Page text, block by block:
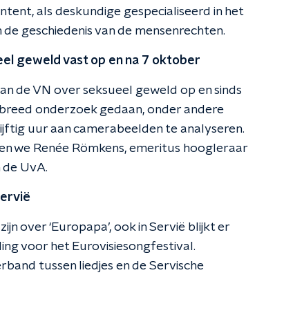
als deskundige gespecialiseerd in het
geschiedenis van de mensenrechten.
geweld vast op en na 7 oktober
de VN over seksueel geweld op en sinds
onderzoek gedaan, onder andere
uur aan camerabeelden te analyseren.
we Renée Römkens, emeritus hoogleraar
UvA.
over ‘Europapa’, ook in Servië blijkt er
voor het Eurovisiesongfestival.
tussen liedjes en de Servische